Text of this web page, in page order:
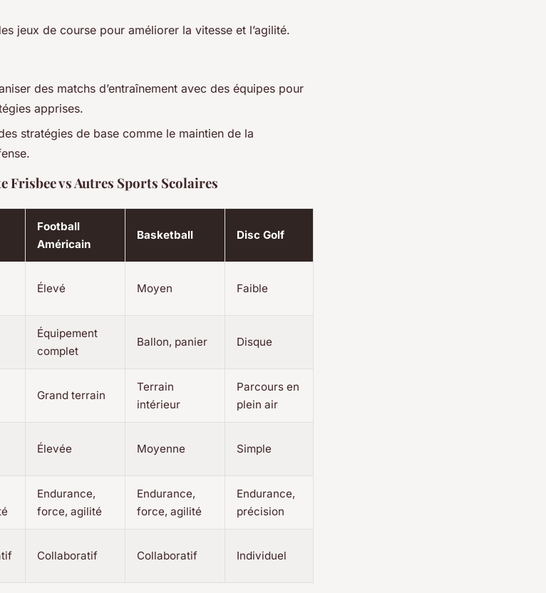
jeux de course pour améliorer la vitesse et l’agilité.
des matchs d’entraînement avec des équipes pour
apprises.
stratégies de base comme le maintien de la
vs Autres Sports Scolaires
Football
Américain
Basketball Disc Golf
Élevé Moyen Faible
Équipement
complet
Ballon, panier Disque
Grand terrain
Terrain
intérieur
Parcours en
plein air
Élevée Moyenne Simple
Endurance,
force, agilité
Endurance,
force, agilité
Endurance,
précision
Collaboratif Collaboratif Individuel